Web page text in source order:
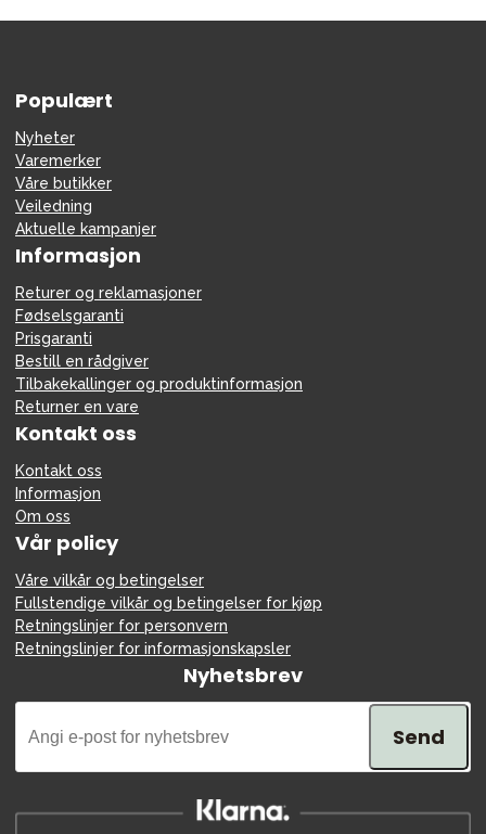
Populært
Nyheter
Varemerker
Våre butikker
Veiledning
Aktuelle kampanjer
Informasjon
Returer og reklamasjoner
Fødselsgaranti
Prisgaranti
Bestill en rådgiver
Tilbakekallinger og produktinformasjon
Returner en vare
Kontakt oss
Kontakt oss
Informasjon
Om oss
Vår policy
Våre vilkår og betingelser
Fullstendige vilkår og betingelser for kjøp
Retningslinjer for personvern
Retningslinjer for informasjonskapsler
Nyhetsbrev
Send